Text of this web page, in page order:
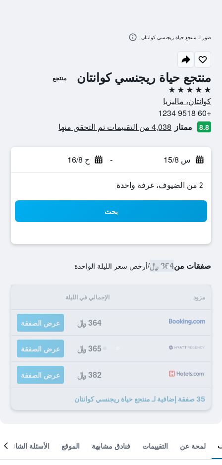
منتجع حياة ريجنسي كوانتان منتجع
5 نجوم
كوانتان، ماليزيا
+60 9518 1234
8.8 ممتاز 4,038 من التقييمات تم التحقق منها
س 15/8 - ح 16/8
2 من الضيوف، غرفة واحدة
بحث
صفقات من364 ﷼ /أرخص سعر الليلة الواحدة
مزود الإجمالي في الليلة
364 ﷼ عرض الصفقة
365 ﷼ عرض الصفقة
382 ﷼ عرض الصفقة
35 صفقة إضافية لـ منتجع حياة ريجنسي كوانتان
صور لـ منتجع حياة ريجنسي كوانتان
لمحة عن التقييمات فنادق مشابهة الموقع الأسئلة الشائعة